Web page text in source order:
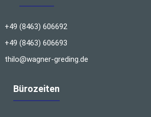
+49 (8463) 606692
+49 (8463) 606693
thilo@wagner-greding.de
Bürozeiten